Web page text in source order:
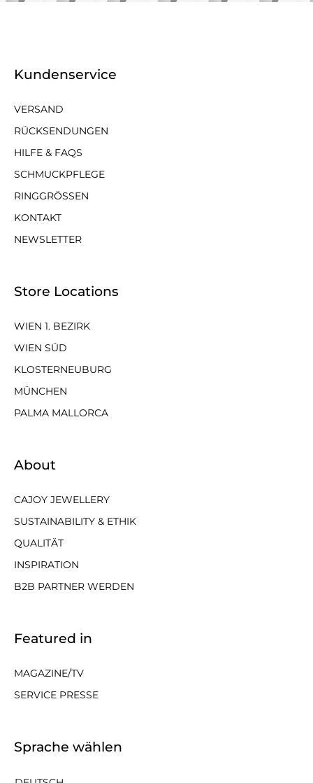
Kundenservice
VERSAND
RÜCKSENDUNGEN
HILFE & FAQS
SCHMUCKPFLEGE
RINGGRÖSSEN
KONTAKT
NEWSLETTER
Store Locations
WIEN 1. BEZIRK
WIEN SÜD
KLOSTERNEUBURG
MÜNCHEN
PALMA MALLORCA
About
CAJOY JEWELLERY
SUSTAINABILITY & ETHIK
QUALITÄT
INSPIRATION
B2B PARTNER WERDEN
Featured in
MAGAZINE/TV
SERVICE PRESSE
Sprache wählen